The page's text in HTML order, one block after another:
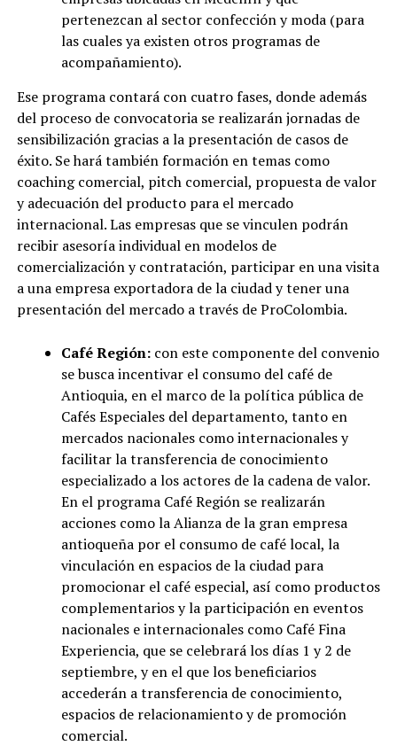
pertenezcan al sector confección y moda (para
las cuales ya existen otros programas de
acompañamiento).
Ese programa contará con cuatro fases, donde además
del proceso de convocatoria se realizarán jornadas de
sensibilización gracias a la presentación de casos de
éxito. Se hará también formación en temas como
coaching comercial, pitch comercial, propuesta de valor
y adecuación del producto para el mercado
internacional. Las empresas que se vinculen podrán
recibir asesoría individual en modelos de
comercialización y contratación, participar en una visita
a una empresa exportadora de la ciudad y tener una
presentación del mercado a través de ProColombia.
Café Región:con este componente del convenio
se busca incentivar el consumo del café de
Antioquia, en el marco de la política pública de
Cafés Especiales del departamento, tanto en
mercados nacionales como internacionales y
facilitar la transferencia de conocimiento
especializado a los actores de la cadena de valor.
En el programa Café Región se realizarán
acciones como la Alianza de la gran empresa
antioqueña por el consumo de café local, la
vinculación en espacios de la ciudad para
promocionar el café especial, así como productos
complementarios y la participación en eventos
nacionales e internacionales como Café Fina
Experiencia, que se celebrará los días 1 y 2 de
septiembre, y en el que los beneficiarios
accederán a transferencia de conocimiento,
espacios de relacionamiento y de promoción
comercial.